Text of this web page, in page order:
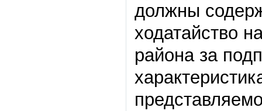
должны
ходатайство
района за